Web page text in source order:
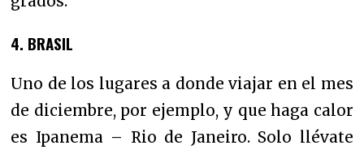
4. BRASIL
Uno de los lugares a donde viajar en el mes
de diciembre, por ejemplo, y que haga calor
es Ipanema – Rio de Janeiro. Solo llévate